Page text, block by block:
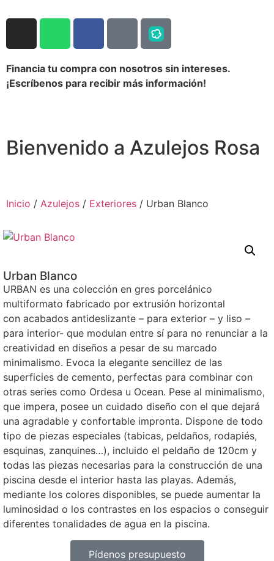
Financia tu compra con nosotros sin intereses.
¡Escríbenos para recibir más información!
Bienvenido a Azulejos Rosa
Inicio / Azulejos / Exteriores / Urban Blanco
Urban Blanco
URBAN es una colección en gres porcelánico
multiformato fabricado por extrusión horizontal
con acabados antideslizante – para exterior – y liso –
para interior- que modulan entre sí para no renunciar a la
creatividad en diseños a pesar de su marcado
minimalismo. Evoca la elegante sencillez de las
superficies de cemento, perfectas para combinar con
otras series como Ordesa u Ocean. Pese al minimalismo,
que impera, posee un cuidado diseño con el que dejará
una agradable y confortable impronta. Dispone de todo
tipo de piezas especiales (tabicas, peldaños, rodapiés,
esquinas, zanquines…), incluido el peldaño de 120cm y
todas las piezas necesarias para la construcción de una
piscina desde el interior hasta las playas. Además,
mediante los colores disponibles, se puede aumentar la
luminosidad o los contrastes en los espacios o conseguir
diferentes tonalidades de agua en la piscina.
Pídenos presupuesto